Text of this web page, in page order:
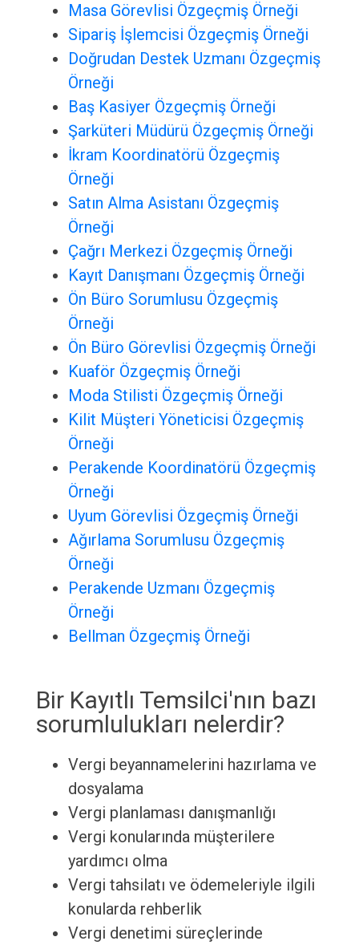
Masa Görevlisi Özgeçmiş Örneği
Sipariş İşlemcisi Özgeçmiş Örneği
Doğrudan Destek Uzmanı Özgeçmiş
Örneği
Baş Kasiyer Özgeçmiş Örneği
Şarküteri Müdürü Özgeçmiş Örneği
İkram Koordinatörü Özgeçmiş
Örneği
Satın Alma Asistanı Özgeçmiş
Örneği
Çağrı Merkezi Özgeçmiş Örneği
Kayıt Danışmanı Özgeçmiş Örneği
Ön Büro Sorumlusu Özgeçmiş
Örneği
Ön Büro Görevlisi Özgeçmiş Örneği
Kuaför Özgeçmiş Örneği
Moda Stilisti Özgeçmiş Örneği
Kilit Müşteri Yöneticisi Özgeçmiş
Örneği
Perakende Koordinatörü Özgeçmiş
Örneği
Uyum Görevlisi Özgeçmiş Örneği
Ağırlama Sorumlusu Özgeçmiş
Örneği
Perakende Uzmanı Özgeçmiş
Örneği
Bellman Özgeçmiş Örneği
Bir Kayıtlı Temsilci'nın bazı
sorumlulukları nelerdir?
Vergi beyannamelerini hazırlama ve
dosyalama
Vergi planlaması danışmanlığı
Vergi konularında müşterilere
yardımcı olma
Vergi tahsilatı ve ödemeleriyle ilgili
konularda rehberlik
Vergi denetimi süreçlerinde